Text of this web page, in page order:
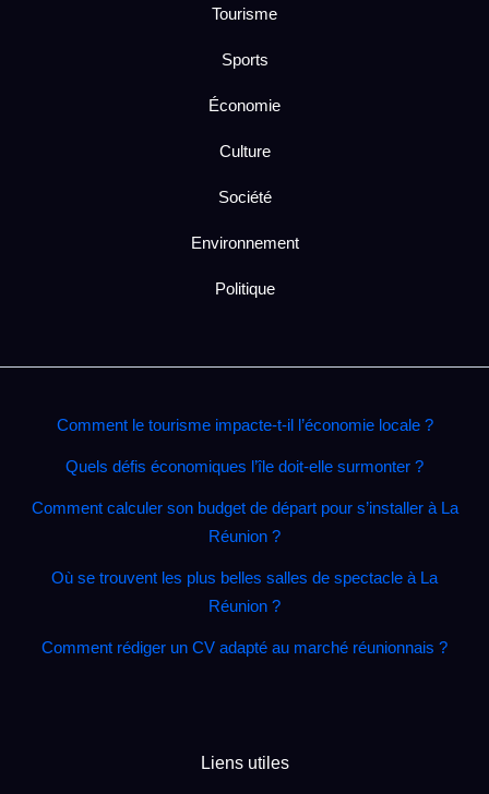
Tourisme
Sports
Économie
Culture
Société
Environnement
Politique
Comment le tourisme impacte‑t‑il l’économie locale ?
Quels défis économiques l’île doit‑elle surmonter ?
Comment calculer son budget de départ pour s’installer à La
Réunion ?
Où se trouvent les plus belles salles de spectacle à La
Réunion ?
Comment rédiger un CV adapté au marché réunionnais ?
Liens utiles